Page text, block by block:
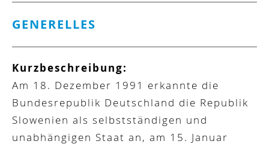
GENERELLES
Kurzbeschreibung:
Am 18. Dezember 1991 erkannte die
Bundesrepublik Deutschland die Republik
Slowenien als selbstständigen und
unabhängigen Staat an, am 15. Januar